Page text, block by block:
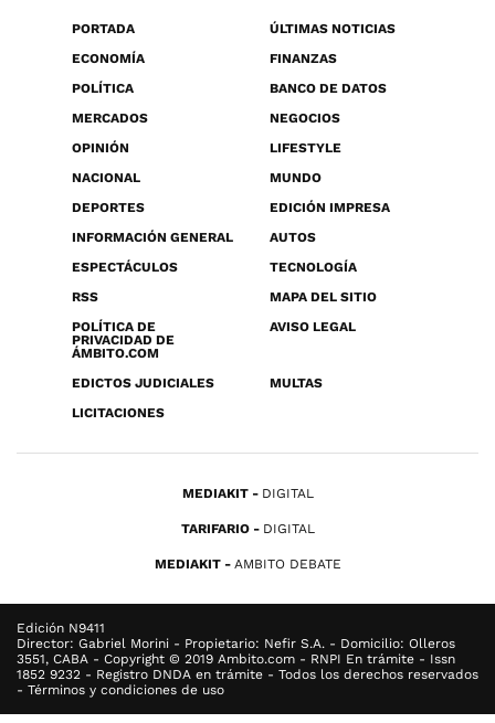
PORTADA
ÚLTIMAS NOTICIAS
ECONOMÍA
FINANZAS
POLÍTICA
BANCO DE DATOS
MERCADOS
NEGOCIOS
OPINIÓN
LIFESTYLE
NACIONAL
MUNDO
DEPORTES
EDICIÓN IMPRESA
INFORMACIÓN GENERAL
AUTOS
ESPECTÁCULOS
TECNOLOGÍA
RSS
MAPA DEL SITIO
POLÍTICA DE
PRIVACIDAD DE
ÁMBITO.COM
AVISO LEGAL
EDICTOS JUDICIALES
MULTAS
LICITACIONES
MEDIAKIT DIGITAL
TARIFARIO DIGITAL
MEDIAKIT AMBITO DEBATE
Edición N9411
Director: Gabriel Morini - Propietario: Nefir S.A. - Domicilio: Olleros
3551, CABA - Copyright © 2019 Ambito.com - RNPI En trámite - Issn
1852 9232 - Registro DNDA en trámite - Todos los derechos reservados
- Términos y condiciones de uso